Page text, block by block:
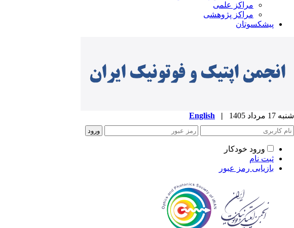
مراکز علمی
مراکز پژوهشی
پیشکسوتان
شنبه 17 مرداد 1405 |
English
ورود خودکار
ثبت نام
بازیابی رمز عبور